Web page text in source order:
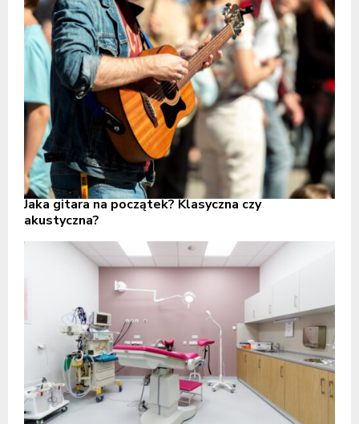
Jaka gitara na początek? Klasyczna czy
akustyczna?